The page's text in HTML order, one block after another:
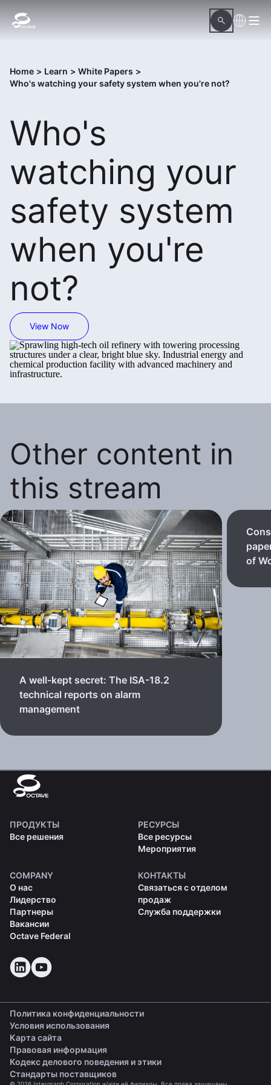
Home > Learn > White Papers >
Who's watching your safety system when you're not?
Who's
watching your
safety system
when you're
not?
View Now
Other content in
this stream
A well-kept secret: The ISA-18.2
technical reports on alarm
management
of
ПРОДУКТЫ
Все решения
РЕСУРСЫ
Все ресурсы
Мероприятия
COMPANY
О нас
Лидерство
Партнеры
Вакансии
Octave Federal
КОНТАКТЫ
Связаться с отделом
продаж
Служба поддержки
Политика конфиденциальности
Условия использования
Карта сайта
Правовая информация
Кодекс делового поведения и этики(opens in a new tab)
Стандарты поставщиков(opens in a new tab)